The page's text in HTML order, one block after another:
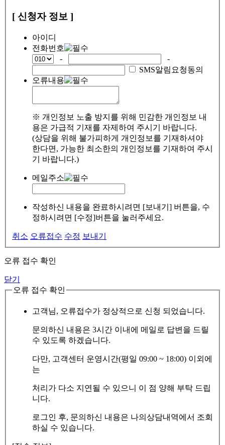
[ 신청자 정보 ]
아이디
전화번호
-
-
SMS알림요청동의
오류내용
※ 개인정보 노출 방지를 위해 민감한 개인정보 내
용은 가급적 기재를 자제하여 주시기 바랍니다.
(상담을 위해 불가피하게 개인정보를 기재하셔야
한다면, 가능한 최소한의 개인정보를 기재하여 주시
기 바랍니다.)
메일주소
작성하신 내용을 완료하시려면 [보내기] 버튼을, 수
정하시려면 [수정]버튼을 눌러주세요.
취소 오류접수 수정 보내기
오류 접수 확인
닫기
오류 접수 확인
고객님, 오류접수가 정상적으로 신청 되었습니다.
문의하신 내용은 3시간 이내에 메일로 답변을 드릴
수 있도록 하겠습니다.
다만, 고객센터 운영시간(평일 09:00 ~ 18:00) 이외에
는
처리가 다소 지연될 수 있으니 이 점 양해 부탁 드립
니다.
로그인 후, 문의하신 내용은 나의상담내역에서 조회
하실 수 있습니다.